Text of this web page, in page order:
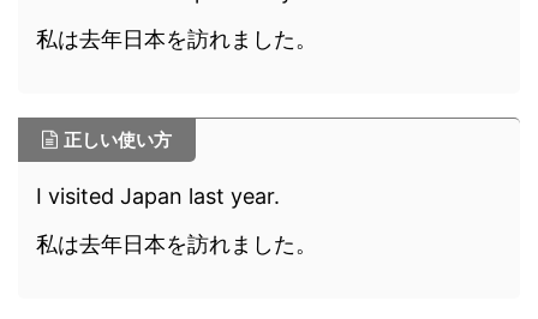
私は去年日本を訪れました。
正しい使い方
I visited Japan last year.
私は去年日本を訪れました。